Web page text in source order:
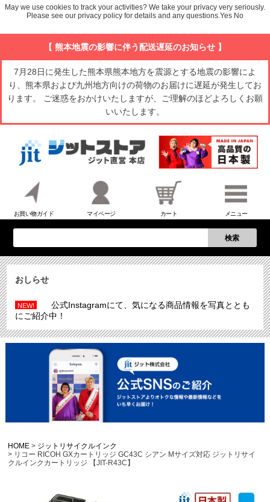
【 熊本地震の影響に伴う配送遅延のお知らせ 】
7月28日に発生した熊本県熊本地方を震源とする地震の影響によ
り、熊本県および九州地方向けの荷物のお届けに遅延が発生してお
ります。 ご迷惑をおかけいたしますが、ご理解のほどよろしくお願
いいたします。
お買い物ガイド マイページ カート メニュー
検索
おしらせ
NEW!
公式Instagramにて、気になる商品情報を写真ととも
にご紹介中！
HOME
ジットリサイクルインク
リコー RICOH GXカートリッジ GC43C シアン Mサイズ対応 ジットリサイ
クルインクカートリッジ 【JIT-R43C】
May we use cookies to track your activities? We take your privacy very seriously.
Please see our privacy policy for details and any questions.Yes No